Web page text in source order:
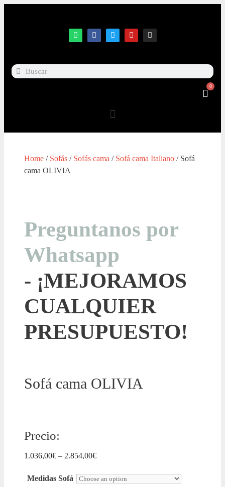
0
Home / Sofás / Sofás cama / Sofá cama Italiano / Sofá
cama OLIVIA
Preguntanos por
Whatsapp
- ¡MEJORAMOS
CUALQUIER
PRESUPUESTO!
Sofá cama OLIVIA
Precio:
1.036,00€ – 2.854,00€
Medidas Sofá